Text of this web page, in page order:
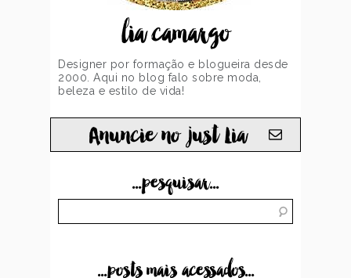
lia camargo
Designer por formação e blogueira desde
2000. Aqui no blog falo sobre moda,
beleza e estilo de vida!
Anuncie no just Lia
...pesquisar...
...posts mais acessados...